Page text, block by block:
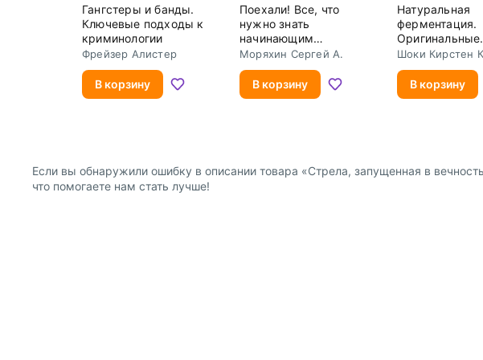
Гангстеры и банды.
Ключевые подходы к
криминологии
Фрейзер Алистер
В корзину
Поехали! Все, что
нужно знать
начинающим
водителям
Моряхин Сергей А.
В корзину
Натуральная
ферментация.
Оригинальные
авторские
квашения 64
и фруктов
Шоки Кирстен
В корзину
Если вы обнаружили ошибку в описании товара «Стрела, запущенная в
что помогаете нам стать лучше!